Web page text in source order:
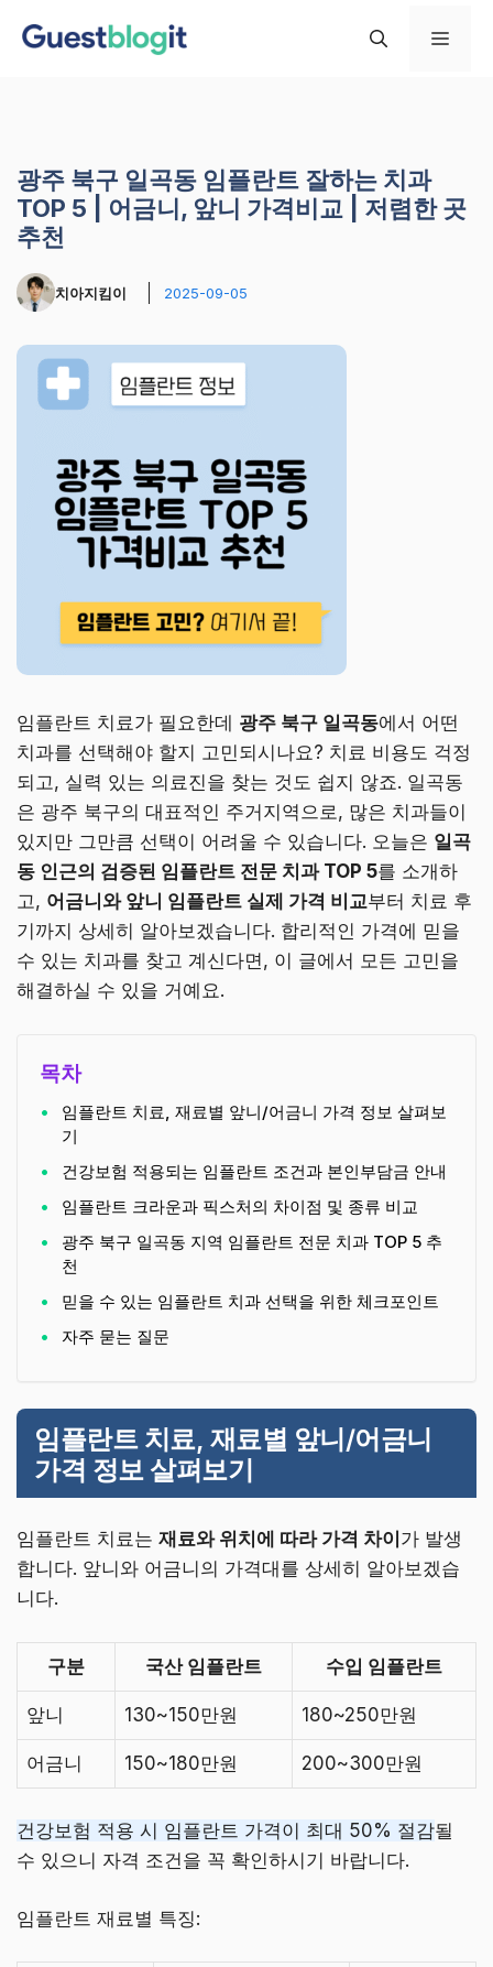
메
광주 북구 일곡동 임플란트 잘하는 치과
TOP 5 | 어금니, 앞니 가격비교 | 저렴한 곳
추천
치아지킴이 2025-09-05
임플란트 치료가 필요한데 광주 북구 일곡동에서 어떤
치과를 선택해야 할지 고민되시나요? 치료 비용도 걱정
되고, 실력 있는 의료진을 찾는 것도 쉽지 않죠. 일곡동
은 광주 북구의 대표적인 주거지역으로, 많은 치과들이
있지만 그만큼 선택이 어려울 수 있습니다. 오늘은 일곡
동 인근의 검증된 임플란트 전문 치과 TOP 5를 소개하
고, 어금니와 앞니 임플란트 실제 가격 비교부터 치료 후
기까지 상세히 알아보겠습니다. 합리적인 가격에 믿을
수 있는 치과를 찾고 계신다면, 이 글에서 모든 고민을
해결하실 수 있을 거예요.
목차
임플란트 치료, 재료별 앞니/어금니 가격 정보 살펴보
기
건강보험 적용되는 임플란트 조건과 본인부담금 안내
임플란트 크라운과 픽스처의 차이점 및 종류 비교
광주 북구 일곡동 지역 임플란트 전문 치과 TOP 5 추
천
믿을 수 있는 임플란트 치과 선택을 위한 체크포인트
자주 묻는 질문
임플란트 치료, 재료별 앞니/어금니
가격 정보 살펴보기
임플란트 치료는 재료와 위치에 따라 가격 차이 가 발생
합니다. 앞니와 어금니의 가격대를 상세히 알아보겠습
니다.
구분 국산 임플란트 수입 임플란트
앞니 130~150만원 180~250만원
어금니 150~180만원 200~300만원
건강보험 적용 시 임플란트 가격이 최대 50% 절감될
수 있으니 자격 조건을 꼭 확인하시기 바랍니다.
임플란트 재료별 특징: